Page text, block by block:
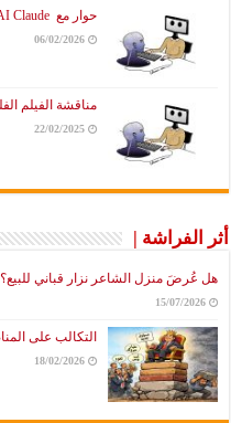
حوار مع AI Claude حول التاريخ والحقيقة
06/02/2026
مناقشة الفيلم
22/02/2025
أثر الفراشة |
هل عُرضَ منزل الشاعر نزار قباني للبيع؟
15/07/2026
التكالب على
18/02/2026